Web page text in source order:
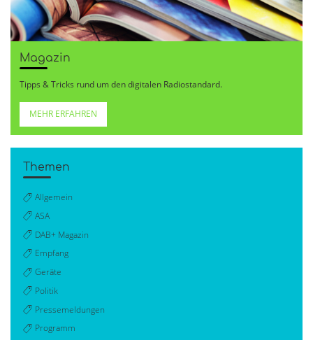
Magazin
Tipps & Tricks rund um den digitalen Radiostandard.
MEHR ERFAHREN
Themen
Allgemein
ASA
DAB+ Magazin
Empfang
Geräte
Politik
Pressemeldungen
Programm